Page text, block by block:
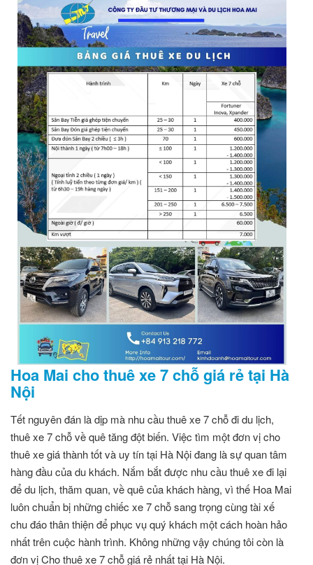
Hoa Mai cho thuê xe 7 chỗ giá rẻ tại Hà
Nội
Tết nguyên đán là dịp mà nhu cầu thuê xe 7 chỗ đi du lịch,
thuê xe 7 chỗ về quê tăng đột biến. Việc tìm một đơn vị cho
thuê xe giá thành tốt và uy tín tại Hà Nội đang là sự quan tâm
hàng đầu của du khách. Nắm bắt được nhu cầu thuê xe đi lại
để du lịch, thăm quan, về quê của khách hàng, vì thế Hoa Mai
luôn chuẩn bị những chiếc xe 7 chỗ sang trọng cùng tài xế
chu đáo thân thiện để phục vụ quý khách một cách hoàn hảo
nhất trên cuộc hành trình. Không những vậy chúng tôi còn là
đơn vị Cho thuê xe 7 chỗ giá rẻ nhất tại Hà Nội.